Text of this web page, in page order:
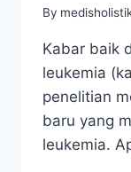
By
Kabar baik
leukemia
penelitian
baru yang
leukemia.